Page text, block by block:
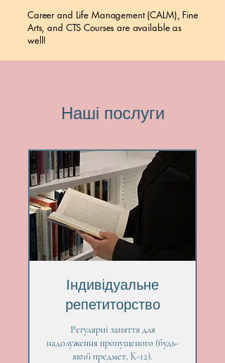
Career and Life Management (CALM), Fine
Arts, and CTS Courses are available as
well!
Наші послуги
Індивідуальне
репетиторство
Регулярні заняття для
надолуження пропущеного (будь-
який предмет, K-12).